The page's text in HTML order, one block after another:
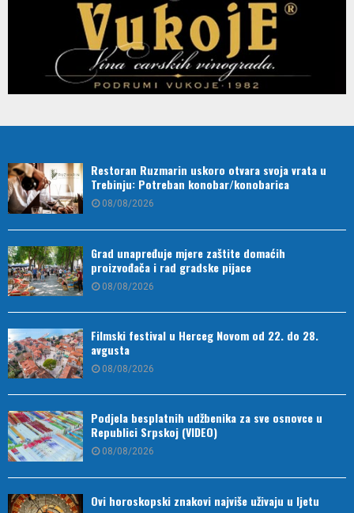
Restoran Ruzmarin uskoro otvara svoja vrata u
Trebinju: Potreban konobar/konobarica
08/08/2026
Grad unapređuje mjere zaštite domaćih
proizvođača i rad gradske pijace
08/08/2026
Filmski festival u Herceg Novom od 22. do 28.
avgusta
08/08/2026
Podjela besplatnih udžbenika za sve osnovce u
Republici Srpskoj (VIDEO)
08/08/2026
Ovi horoskopski znakovi najviše uživaju u ljetu